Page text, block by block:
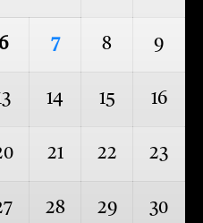
7 8 9
14 15 16
21 22 23
28 29 30